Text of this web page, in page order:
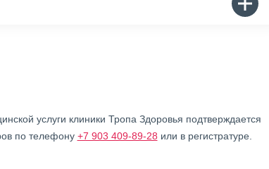
услуги клиники Тропа Здоровья подтверждается
по телефону +7 903 409-89-28 или в регистратуре.